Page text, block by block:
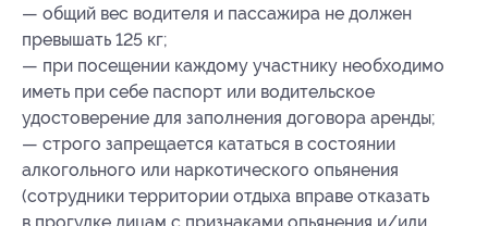
— общий вес водителя и пассажира не должен
превышать 125 кг;
— при посещении каждому участнику необходимо
иметь при себе паспорт или водительское
удостоверение для заполнения договора аренды;
— строго запрещается кататься в состоянии
алкогольного или наркотического опьянения
(сотрудники территории отдыха вправе отказать